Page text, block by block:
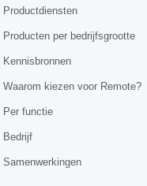
Productdiensten
Producten per bedrijfsgrootte
Kennisbronnen
Waarom kiezen voor Remote?
Per functie
Bedrijf
Samenwerkingen